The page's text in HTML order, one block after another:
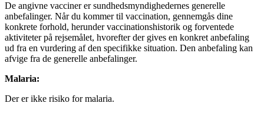
De angivne vacciner er sundhedsmyndighedernes generelle
anbefalinger. Når du kommer til vaccination, gennemgås dine
konkrete forhold, herunder vaccinationshistorik og forventede
aktiviteter på rejsemålet, hvorefter der gives en konkret anbefaling
ud fra en vurdering af den specifikke situation. Den anbefaling kan
afvige fra de generelle anbefalinger.
Malaria:
Der er ikke risiko for malaria.